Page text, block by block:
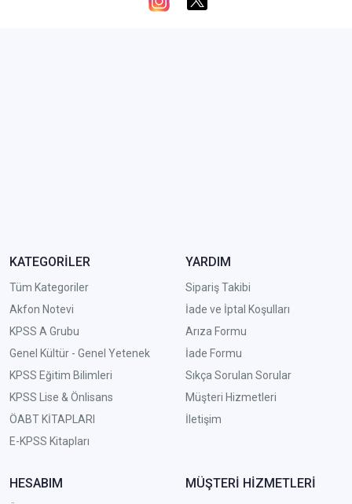
KATEGORİLER
Tüm Kategoriler
Akfon Notevi
KPSS A Grubu
Genel Kültür - Genel Yetenek
KPSS Eğitim Bilimleri
KPSS Lise & Önlisans
ÖABT KİTAPLARI
E-KPSS Kitapları
YARDIM
Sipariş Takibi
İade ve İptal Koşulları
Arıza Formu
İade Formu
Sıkça Sorulan Sorular
Müşteri Hizmetleri
İletişim
HESABIM MÜŞTERİ HİZMETLERİ